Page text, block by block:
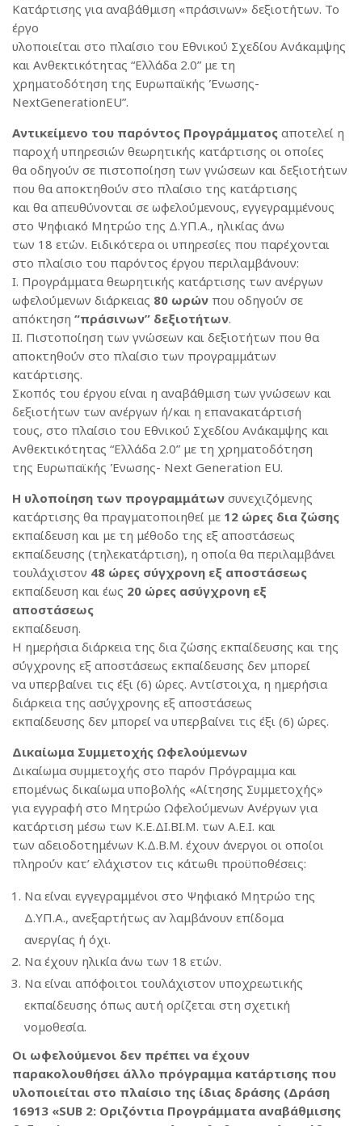
Κατάρτισης για αναβάθμιση «πράσινων» δεξιοτήτων. Το
έργο
υλοποιείται στο πλαίσιο του Εθνικού Σχεδίου Ανάκαμψης
και Ανθεκτικότητας “Ελλάδα 2.0” με τη
χρηματοδότηση της Ευρωπαϊκής Ένωσης-
NextGenerationEU”.
Αντικείμενο του παρόντος Προγράμματος αποτελεί η
παροχή υπηρεσιών θεωρητικής κατάρτισης οι οποίες
θα οδηγούν σε πιστοποίηση των γνώσεων και δεξιοτήτων
που θα αποκτηθούν στο πλαίσιο της κατάρτισης
και θα απευθύνονται σε ωφελούμενους, εγγεγραμμένους
στο Ψηφιακό Μητρώο της Δ.ΥΠ.Α., ηλικίας άνω
των 18 ετών. Ειδικότερα οι υπηρεσίες που παρέχονται
στο πλαίσιο του παρόντος έργου περιλαμβάνουν:
I. Προγράμματα θεωρητικής κατάρτισης των ανέργων
ωφελούμενων διάρκειας 80 ωρών που οδηγούν σε
απόκτηση “πράσινων” δεξιοτήτων.
II. Πιστοποίηση των γνώσεων και δεξιοτήτων που θα
αποκτηθούν στο πλαίσιο των προγραμμάτων
κατάρτισης.
Σκοπός του έργου είναι η αναβάθμιση των γνώσεων και
δεξιοτήτων των ανέργων ή/και η επανακατάρτισή
τους, στο πλαίσιο του Εθνικού Σχεδίου Ανάκαμψης και
Ανθεκτικότητας “Ελλάδα 2.0” με τη χρηματοδότηση
της Ευρωπαϊκής Ένωσης- Next Generation EU.
Η υλοποίηση των προγραμμάτων συνεχιζόμενης
κατάρτισης θα πραγματοποιηθεί με 12 ώρες δια ζώσης
εκπαίδευση και με τη μέθοδο της εξ αποστάσεως
εκπαίδευσης (τηλεκατάρτιση), η οποία θα περιλαμβάνει
τουλάχιστον 48 ώρες σύγχρονη εξ αποστάσεως
εκπαίδευση και έως 20 ώρες ασύγχρονη εξ
αποστάσεως
εκπαίδευση.
Η ημερήσια διάρκεια της δια ζώσης εκπαίδευσης και της
σύγχρονης εξ αποστάσεως εκπαίδευσης δεν μπορεί
να υπερβαίνει τις έξι (6) ώρες. Αντίστοιχα, η ημερήσια
διάρκεια της ασύγχρονης εξ αποστάσεως
εκπαίδευσης δεν μπορεί να υπερβαίνει τις έξι (6) ώρες.
Δικαίωμα Συμμετοχής Ωφελούμενων
Δικαίωμα συμμετοχής στο παρόν Πρόγραμμα και
επομένως δικαίωμα υποβολής «Αίτησης Συμμετοχής»
για εγγραφή στο Μητρώο Ωφελούμενων Ανέργων για
κατάρτιση μέσω των Κ.Ε.ΔΙ.ΒΙ.Μ. των Α.Ε.Ι. και
των αδειοδοτημένων Κ.Δ.Β.Μ. έχουν άνεργοι οι οποίοι
πληρούν κατ’ ελάχιστον τις κάτωθι προϋποθέσεις:
Να είναι εγγεγραμμένοι στο Ψηφιακό Μητρώο της
Δ.ΥΠ.Α., ανεξαρτήτως αν λαμβάνουν επίδομα
ανεργίας ή όχι.
Να έχουν ηλικία άνω των 18 ετών.
Να είναι απόφοιτοι τουλάχιστον υποχρεωτικής
εκπαίδευσης όπως αυτή ορίζεται στη σχετική
νομοθεσία.
Οι ωφελούμενοι δεν πρέπει να έχουν
παρακολουθήσει άλλο πρόγραμμα κατάρτισης που
υλοποιείται στο πλαίσιο της ίδιας δράσης (Δράση
16913 «SUB 2: Οριζόντια Προγράμματα αναβάθμισης